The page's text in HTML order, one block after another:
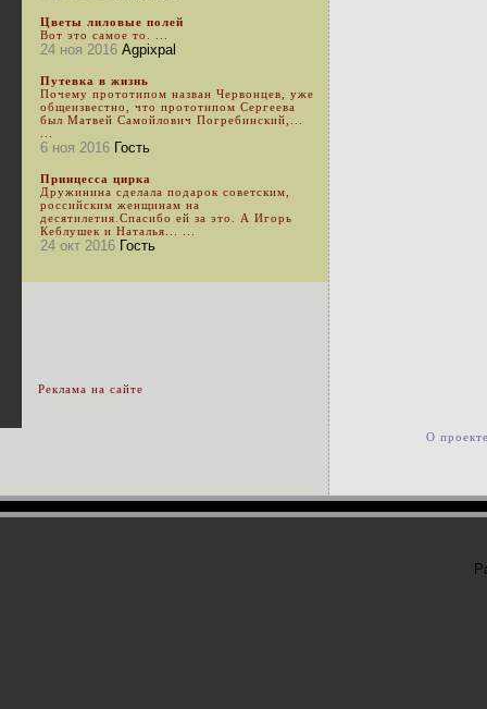
Цветы лиловые полей
Вот это самое то. ...
24 ноя 2016 Agpixpal
Путевка в жизнь
Почему прототипом назван Червонцев, уже
общеизвестно, что прототипом Сергеева
был Матвей Самойлович Погребинский,...
6 ноя 2016 Гость
Принцесса цирка
Дружинина сделала подарок советским,
российским женщинам на
десятилетия.Спасибо ей за это. А Игорь
Кеблушек и Наталья... ...
24 окт 2016 Гость
Реклама на сайте
О